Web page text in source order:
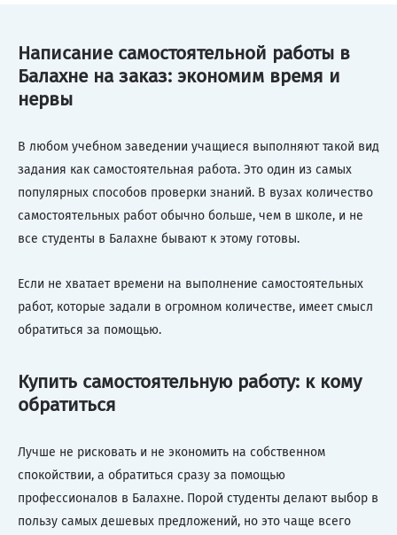
Написание самостоятельной работы в
Балахне на заказ: экономим время и
нервы
В любом учебном заведении учащиеся выполняют такой вид
задания как самостоятельная работа. Это один из самых
популярных способов проверки знаний. В вузах количество
самостоятельных работ обычно больше, чем в школе, и не
все студенты в Балахне бывают к этому готовы.
Если не хватает времени на выполнение самостоятельных
работ, которые задали в огромном количестве, имеет смысл
обратиться за помощью.
Купить самостоятельную работу: к кому
обратиться
Лучше не рисковать и не экономить на собственном
спокойствии, а обратиться сразу за помощью
профессионалов в Балахне. Порой студенты делают выбор в
пользу самых дешевых предложений, но это чаще всего